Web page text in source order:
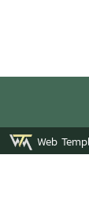
Web